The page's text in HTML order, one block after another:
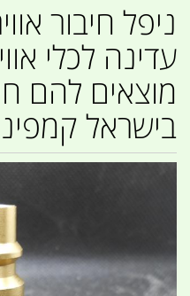
ניפל חיבור
עדינה לכלי
מוצאים להם
בישראל